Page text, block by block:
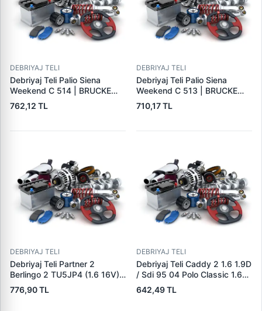
DEBRIYAJ TELI
Debriyaj Teli Palio Siena
Weekend C 514 | BRUCKE
46788229
762,12 TL
DEBRIYAJ TELI
Debriyaj Teli Palio Siena
Weekend C 513 | BRUCKE
46522370
710,17 TL
DEBRIYAJ TELI
Debriyaj Teli Partner 2
Berlingo 2 TU5JP4 (1.6 16V) /
DW8B (1.9D 8V) / DW10TD
(2.0HDI 8V) / (03 08) BE4 |
776,90 TL
DEBRIYAJ TELI
Debriyaj Teli Caddy 2 1.6 1.9D
/ Sdi 95 04 Polo Classic 1.6
11 / 95 09 / 01 Polo 1.6 1.9SDI
04 / 97 09 / 01 | BARCHA
642,49 TL